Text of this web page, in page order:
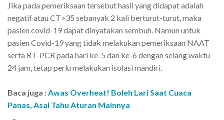
Jika pada pemeriksaan tersebut hasil yang didapat adalah
negatif atau CT>35 sebanyak 2 kali berturut-turut, maka
pasien covid-19 dapat dinyatakan sembuh. Namun untuk
pasien Covid-19 yang tidak melakukan pemeriksaan NAAT
serta RT-PCR pada hari ke-5 dan ke-6 dengan selang waktu
24 jam, tetap perlu melakukan isolasi mandiri.
Baca juga :Awas Overheat! Boleh Lari Saat Cuaca
Panas, Asal Tahu Aturan Mainnya